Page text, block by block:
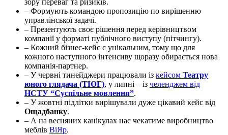
зору переваг та ризиків.
– Формують командою пропозицію по вирішенню
управлінської задачі.
– Презентують своє рішення перед керівництвом
компанії у форматі публічного виступу (пітчингу).
– Кожний бізнес-кейс є унікальним, тому що для
кожного наступного інтенсиву щоразу обирається нова
компанія-партнер.
– У червні тинейджери працювали із кейсом Театру
юного глядача (ТЮГ), у липні – із челенджем від
НСТУ “Суспільне мовлення”.
– У жовтні підлітки вирішували дуже цікавий кейс від
Ощадбанку.
– А на весняних канікулах нас чекатиме виробництво
меблів ВіЯр.